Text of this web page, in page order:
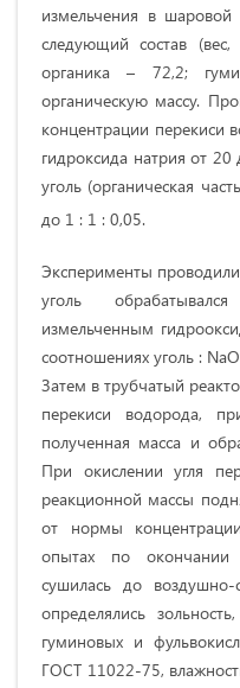
измельчения в
следующий состав
органика – 72,2;
органическую массу.
концентрации перекиси
гидроксида натрия от
уголь (органическая
до 1 : 1 : 0,05.
Эксперименты
уголь
измельченным
соотношениях уголь :
Затем в трубчатый
перекиси водорода,
полученная масса и
При окислении угля
реакционной массы
от нормы
опытах по окончании
сушилась до воздушно-
определялись
гуминовых и
ГОСТ 11022-75,